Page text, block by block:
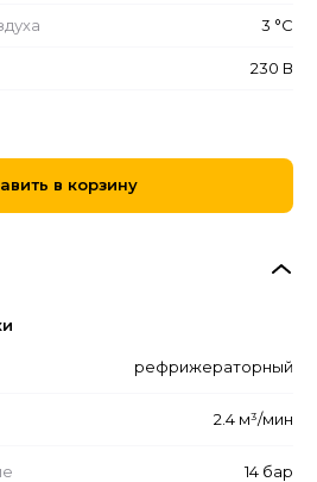
3 °С
230 В
в корзину
рефрижераторный
2.4 м³/мин
14 бар